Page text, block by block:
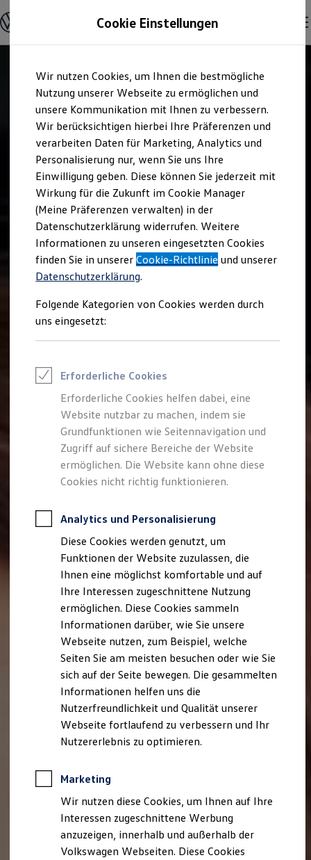
Hauptinhalt
springen
Footer
springen
Offene Stellen entdecken
Einstiegsmöglichkeiten
Schüler
Schülerpraktikum
Schüler Ferienjobs
Einstiegsqualifizierung
Studenten
Praktikum
Abschlussarbeit
Master-Stipendium
Auslandspraktikum
Jobs in Semesterferien
Werkstudentin / Werkstudent
Absolventen
StartUp Direct
Doktorandenprogramm
Volontariat
Berufserfahrene
Direkteinstieg
Jobs in der Volkswagen Group
Jobs in Produktion und Logistik
Talentpool für Fach- und Führungsexpertinnen
Arbeiten bei VW
Was uns ausmacht
Wir bei Volkswagen
Onboarding und Einarbeitung
Unternehmensbereiche
Standorte
Verhaltensgrundsätze
Karriere Magazin
Talentpool
Deine Bewerbung
Onlinebewerbung: So geht's
Bewerbungstipps
Eine Absage - was nun?
Anreise zu Interview oder AC
Kontakt und Hilfe
Barrierefrei bewerben
Triff unsere Recruiter
Events
Cookie Einstellungen
Wir nutzen Cookies, um Ihnen die bestmögliche
Nutzung unserer Webseite zu ermöglichen und
unsere Kommunikation mit Ihnen zu verbessern.
Wir berücksichtigen hierbei Ihre Präferenzen und
verarbeiten Daten für Marketing, Analytics und
Personalisierung nur, wenn Sie uns Ihre
Einwilligung geben. Diese können Sie jederzeit mit
Wirkung für die Zukunft im Cookie Manager
(Meine Präferenzen verwalten) in der
Datenschutzerklärung widerrufen. Weitere
Informationen zu unseren eingesetzten Cookies
finden Sie in unsererCookie-Richtlinie und unserer
Datenschutzerklärung.
Folgende Kategorien von Cookies werden durch
uns eingesetzt:
Erforderliche Cookies
Erforderliche Cookies helfen dabei, eine
Website nutzbar zu machen, indem sie
Grundfunktionen wie Seitennavigation und
Zugriff auf sichere Bereiche der Website
ermöglichen. Die Website kann ohne diese
Cookies nicht richtig funktionieren.
Analytics und Personalisierung
Diese Cookies werden genutzt, um
Funktionen der Website zuzulassen, die
Ihnen eine möglichst komfortable und auf
Ihre Interessen zugeschnittene Nutzung
ermöglichen. Diese Cookies sammeln
Informationen darüber, wie Sie unsere
Webseite nutzen, zum Beispiel, welche
Seiten Sie am meisten besuchen oder wie Sie
sich auf der Seite bewegen. Die gesammelten
Informationen helfen uns die
Nutzerfreundlichkeit und Qualität unserer
Webseite fortlaufend zu verbessern und Ihr
Nutzererlebnis zu optimieren.
Marketing
Wir nutzen diese Cookies, um Ihnen auf Ihre
Interessen zugeschnittene Werbung
anzuzeigen, innerhalb und außerhalb der
Volkswagen Webseiten. Diese Cookies